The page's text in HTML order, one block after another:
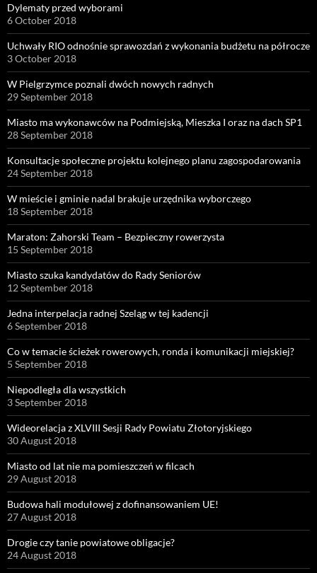
Dylematy przed wyborami
6 October 2018
Uchwały RIO odnośnie sprawozdań z wykonania budżetu na półrocze
3 October 2018
W Pielgrzymce poznali dwóch nowych radnych
29 September 2018
Miasto ma wykonawców na Podmiejską, Mieszka I oraz na dach SP1
28 September 2018
Konsultacje społeczne projektu kolejnego planu zagospodarowania
24 September 2018
W mieście i gminie nadal brakuje urzędnika wyborczego
18 September 2018
Maraton: Zahorski Team – Bezpieczny rowerzysta
15 September 2018
Miasto szuka kandydatów do Rady Seniorów
12 September 2018
Jedna interpelacja radnej Szeląg w tej kadencji
6 September 2018
Co w temacie ścieżek rowerowych, ronda i komunikacji miejskiej?
5 September 2018
Niepodległa dla wszystkich
3 September 2018
Wideorelacja z XLVIII Sesji Rady Powiatu Złotoryjskiego
30 August 2018
Miasto od lat nie ma pomieszczeń w filcach
29 August 2018
Budowa hali modułowej z dofinansowaniem UE!
27 August 2018
Drogie czy tanie powiatowe obligacje?
24 August 2018